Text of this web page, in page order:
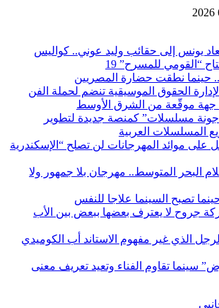
يونس إلى حقائب وليد عوني.. كواليس
“القومي للمسرح” 19
حينما نطقت حضارة المصريين
الحقوق الموسيقية تنضم لحملة الفن
جهة موقّعة من الشرق الأوسط
مسلسلات” كمنصة جديدة لتطوير
المسلسلات العربية
على موائد المهرجانات لن تصلح “الإسكندرية
البحر المتوسط.. مهرجان بلا جمهور ولا
جروح لا يعترف بعضها ببعض بين الأب
الذي غير مفهوم الاستاند أب الكوميدي
سينما تقاوم الفناء وتعيد تعريف معنى